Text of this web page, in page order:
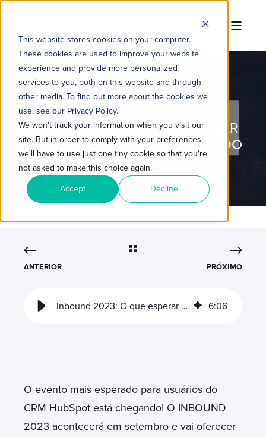
This website stores cookies on your computer.
These cookies are used to improve your website
experience and provide more personalized
services to you, both on this website and through
other media. To find out more about the cookies we
use, see our Privacy Policy.
We won't track your information when you visit our
site. But in order to comply with your preferences,
we'll have to use just one tiny cookie so that you're
not asked to make this choice again.
Accept Decline
INBOUND 2023: O QUE ESPERAR
DO MAIOR EVENTO HUBSPOT DO
ANO?
ANTERIOR PRÓXIMO
Inbound 2023: O que esperar do maior evento HubSpot do ano? 6:06
O evento mais esperado para usuários do
CRM HubSpot está chegando! O INBOUND
2023 acontecerá em setembro e vai oferecer